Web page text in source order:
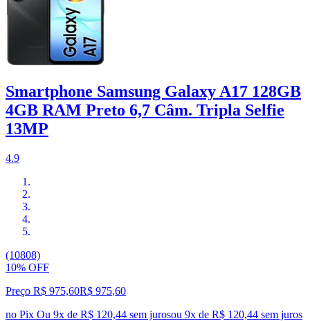
Smartphone Samsung Galaxy A17 128GB
4GB RAM Preto 6,7 Câm. Tripla Selfie
13MP
4.9
(10808)
10% OFF
Preço R$ 975,60R$ 975,60
no Pix Ou 9x de R$ 120,44 sem jurosou 9x de R$ 120,44 sem juros